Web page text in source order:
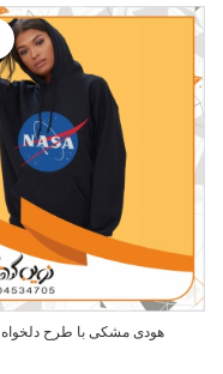
هودی مشکی با طرح دلخواه